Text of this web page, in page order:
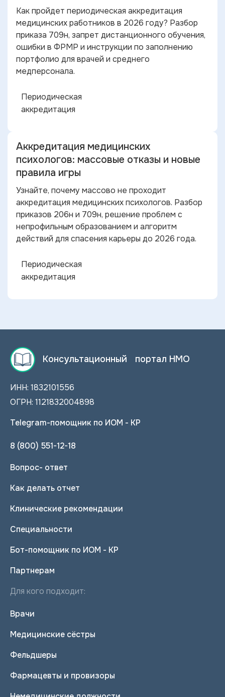
Как пройдет периодическая аккредитация
медицинских работников в 2026 году? Разбор
приказа 709н, запрет дистанционного обучения,
ошибки в ФРМР и инструкции по заполнению
портфолио для врачей и среднего
медперсонала.
Периодическая
аккредитация
Аккредитация медицинских
психологов: массовые отказы и новые
правила игры
Узнайте, почему массово не проходит
аккредитация медицинских психологов. Разбор
приказов 206н и 709н, решение проблем с
непрофильным образованием и алгоритм
действий для спасения карьеры до 2026 года.
Периодическая
аккредитация
Консультационный портал НМО
ИНН: 1832101556
ОГРН: 1121832004898
Telegram-помощник по ИОМ - КР
8 (800) 551-12-18
Вопрос- ответ
Как делать отчет
Клинические рекомендации
Специальности
Бот-помощник по ИОМ - КР
Партнерам
Для кого подходит:
Врачи
Медицинские сёстры
Фельдшеры
Фармацевты и провизоры